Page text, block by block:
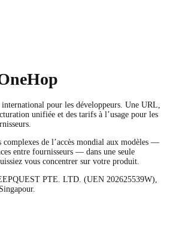
pour les développeurs. Une URL,
unifiée et des tarifs à l’usage pour les
complexes de l’accès mondial aux modèles —
entre fournisseurs — dans une seule
vous concentrer sur votre produit.
PTE. LTD. (UEN 202625539W),